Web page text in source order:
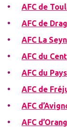
AFC de
AFC de
AFC La
AFC du
AFC du
AFC de
AFC
AFC